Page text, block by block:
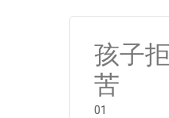
孩子
苦
01